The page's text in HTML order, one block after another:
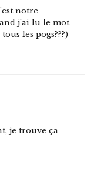
notre
j’ai lu le mot
les pogs???)
je trouve ça